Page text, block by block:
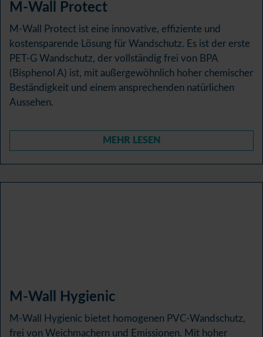
M-Wall Protect
M-Wall Protect ist eine innovative, effiziente und
kostensparende Lösung für Wandschutz. Es ist der erste
PET-G Wandschutz, der vollständig frei von BPA
(Bisphenol A) ist, mit außergewöhnlich hoher chemischer
Beständigkeit und einem ansprechenden natürlichen
Aussehen.
MEHR LESEN
M-Wall Hygienic
M-Wall Hygienic bietet homogenen PVC-Wandschutz,
frei von Weichmachern und Emissionen. Mit hoher